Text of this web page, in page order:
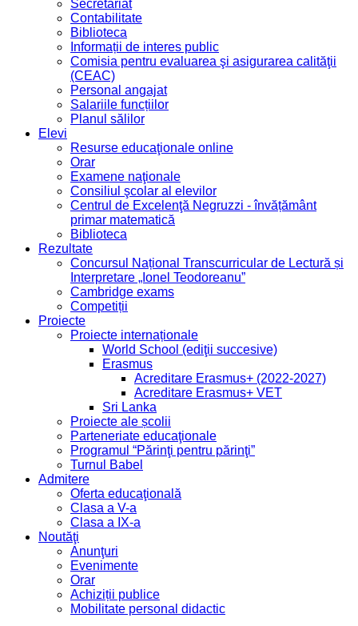
Secretariat
Contabilitate
Biblioteca
Informații de interes public
Comisia pentru evaluarea şi asigurarea calităţii
(CEAC)
Personal angajat
Salariile funcțiilor
Planul sălilor
Elevi
Resurse educaţionale online
Orar
Examene naţionale
Consiliul şcolar al elevilor
Centrul de Excelenţă Negruzzi - învățământ
primar matematică
Biblioteca
Rezultate
Concursul Național Transcurricular de Lectură și
Interpretare „Ionel Teodoreanu”
Cambridge exams
Competiții
Proiecte
Proiecte internaționale
World School (ediţii succesive)
Erasmus
Acreditare Erasmus+ (2022-2027)
Acreditare Erasmus+ VET
Sri Lanka
Proiecte ale școlii
Parteneriate educaţionale
Programul “Părinţi pentru părinţi”
Turnul Babel
Admitere
Oferta educaţională
Clasa a V-a
Clasa a IX-a
Noutăţi
Anunţuri
Evenimente
Orar
Achiziții publice
Mobilitate personal didactic